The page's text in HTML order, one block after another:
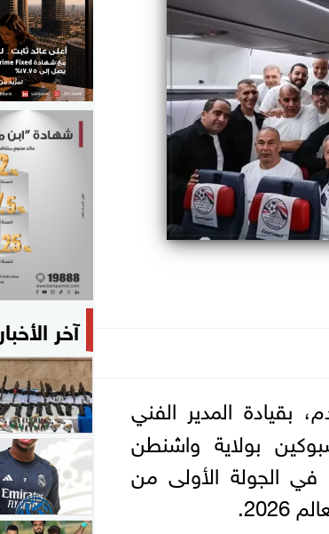
بقيادة المدير الفني
بولاية واشنطن
في الجولة الأولى من
آخر الأخبار